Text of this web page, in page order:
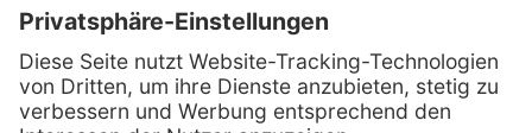
Sicher bezahlen mit: